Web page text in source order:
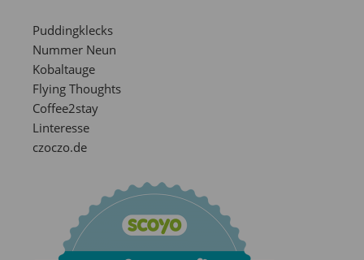
Puddingklecks
Nummer Neun
Kobaltauge
Flying Thoughts
Coffee2stay
Linteresse
czoczo.de